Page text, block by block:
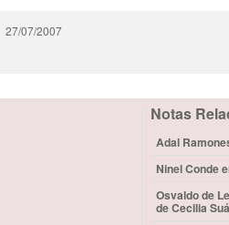
27/07/2007
Notas
Adal
Ninel Conde
Osvaldo de
de Cecilia